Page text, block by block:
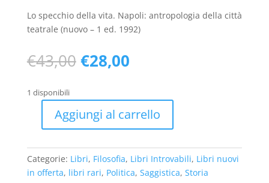
Lo specchio della vita. Napoli: antropologia della città
teatrale (nuovo – 1 ed. 1992)
€43,00 Il
prezzo
era:
€43,00.
€28,00Il
è:
€28,00.
1 disponibili
della
vita.
Napoli:
Aggiungi al carrello
Categorie: Libri, Filosofia, Libri Introvabili, Libri nuovi
in offerta, libri rari, Politica, Saggistica, Storia